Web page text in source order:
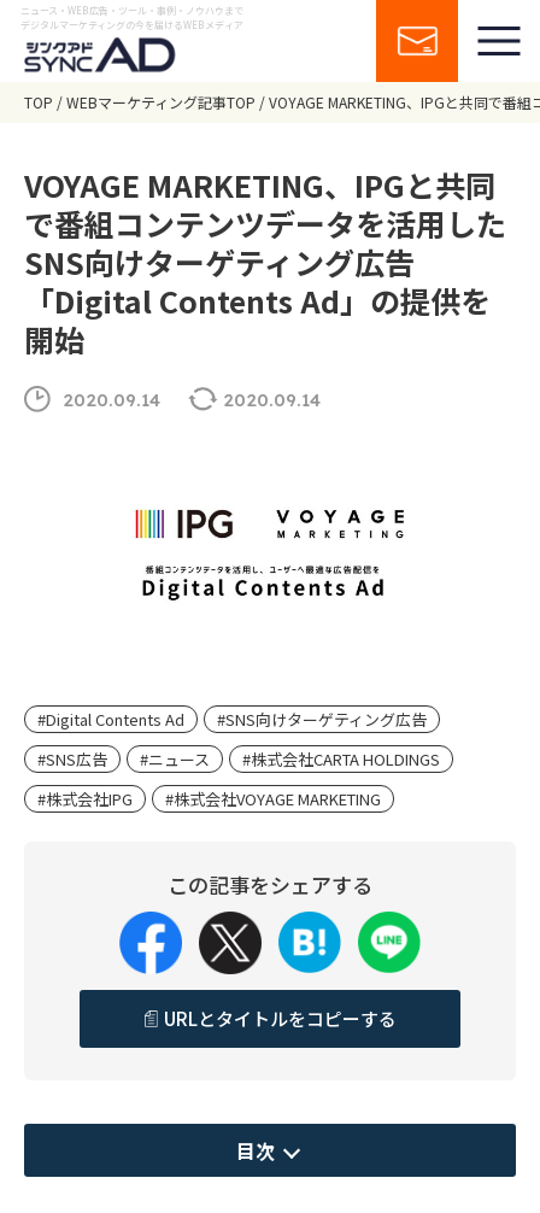
ニュース・WEB広告・ツール・事例・ノウハウまで
デジタルマーケティングの今を届けるWEBメディア
TOP WEBマーケティング記事TOP VOYAGE MARKETING、IPGと共同で番
VOYAGE MARKETING、IPGと共同
で番組コンテンツデータを活用した
SNS向けターゲティング広告
「Digital Contents Ad」の提供を
開始
2020.09.14 2020.09.14
#Digital Contents Ad
#SNS向けターゲティング広告
#SNS広告
#ニュース
#株式会社CARTA HOLDINGS
#株式会社IPG
#株式会社VOYAGE MARKETING
この記事をシェアする
URLとタイトルをコピーする
目次